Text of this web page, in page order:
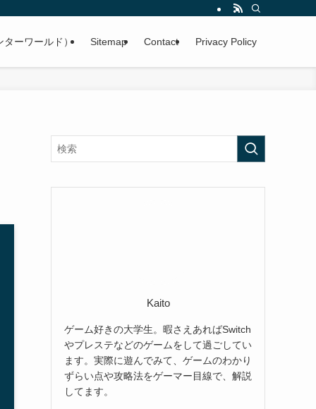
ターワールド） Sitemap Contact Privacy Policy
Kaito
ゲーム好きの大学生。暇さえあればSwitch
やプレステなどのゲームをして過ごしてい
ます。実際に遊んでみて、ゲームのわかり
ずらい点や攻略法をゲーマー目線で、解説
してます。